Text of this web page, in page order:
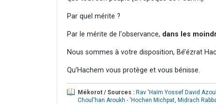
Par quel mérite ?
Par le mérite de l'observance, dans les
Nous sommes à votre disposition, Bé’ézrat
Qu’Hachem vous protège et vous bénisse.
Mékorot / Sources : Rav 'Haïm Yossef David
Choul'han Aroukh - 'Hochen Michpat Midrach